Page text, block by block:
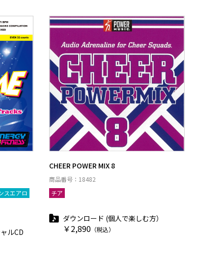
スエアロ
ルCD
CHEER POWER MIX 8
商品番号：18482
チア
ダウンロード (個人で楽しむ方）
￥2,890 （税込）